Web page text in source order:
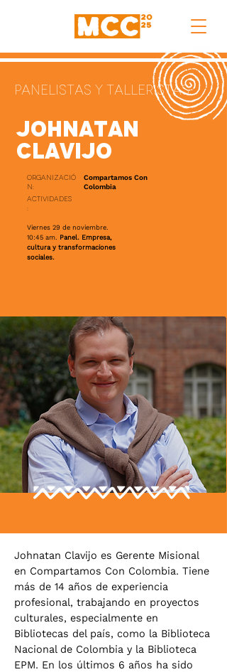
Panelistas y TAlleristas
Johnatan
Clavijo
Organizació
n:
Compartamos Con
Colombia
Actividades
:
Viernes 29 de noviembre.
10:45 am. Panel. Empresa,
cultura y transformaciones
sociales.
Johnatan Clavijo es Gerente Misional
en Compartamos Con Colombia. Tiene
más de 14 años de experiencia
profesional, trabajando en proyectos
culturales, especialmente en
Bibliotecas del país, como la Biblioteca
Nacional de Colombia y la Biblioteca
EPM. En los últimos 6 años ha sido